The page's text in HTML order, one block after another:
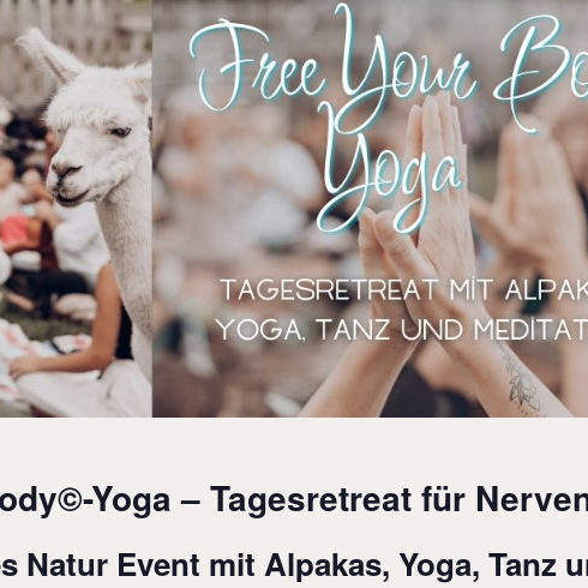
Yoga – Tagesretreat für
Natur Event mit Alpakas, Yoga, Tanz